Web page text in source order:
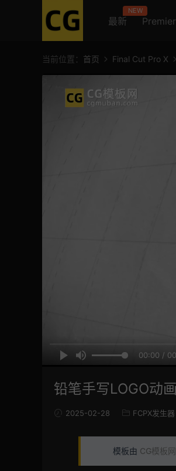
最新
NEW
当前位置： 首页 Final Cut Pro X
00:00 /
铅笔手写LOGO动
2025-02-28 FCPX发生器
模板由 CG模板网